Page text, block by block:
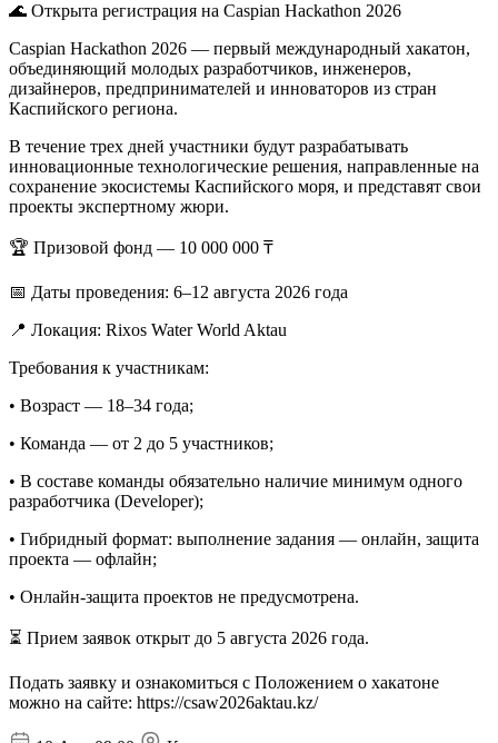
🌊 Открыта регистрация на Caspian Hackathon 2026
Caspian Hackathon 2026 — первый международный хакатон,
объединяющий молодых разработчиков, инженеров,
дизайнеров, предпринимателей и инноваторов из стран
Каспийского региона.
В течение трех дней участники будут разрабатывать
инновационные технологические решения, направленные на
сохранение экосистемы Каспийского моря, и представят свои
проекты экспертному жюри.
🏆 Призовой фонд — 10 000 000 ₸
📅 Даты проведения: 6–12 августа 2026 года
📍 Локация: Rixos Water World Aktau
Требования к участникам:
• Возраст — 18–34 года;
• Команда — от 2 до 5 участников;
• В составе команды обязательно наличие минимум одного
разработчика (Developer);
• Гибридный формат: выполнение задания — онлайн, защита
проекта — офлайн;
• Онлайн-защита проектов не предусмотрена.
⏳ Прием заявок открыт до 5 августа 2026 года.
Подать заявку и ознакомиться с Положением о хакатоне
можно на сайте: https://csaw2026aktau.kz/